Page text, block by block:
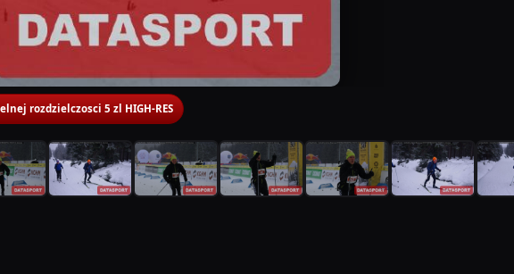
rozdzielczosci 5 zl HIGH-RES